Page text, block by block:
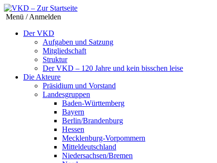
Menü / Anmelden
Der VKD
Aufgaben und Satzung
Mitgliedschaft
Struktur
Der VKD – 120 Jahre und kein bisschen leise
Die Akteure
Präsidium und Vorstand
Landesgruppen
Baden-Württemberg
Bayern
Berlin/Brandenburg
Hessen
Mecklenburg-Vorpommern
Mitteldeutschland
Niedersachsen/Bremen